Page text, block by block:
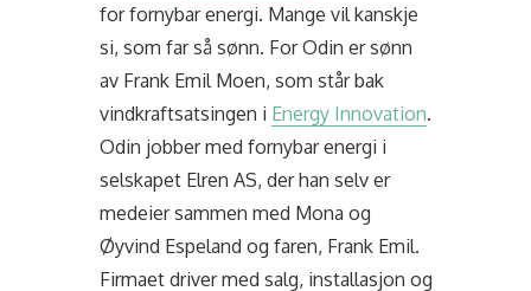
for fornybar energi. Mange vil kanskje
si, som far så sønn. For Odin er sønn
av Frank Emil Moen, som står bak
vindkraftsatsingen i Energy Innovation.
Odin jobber med fornybar energi i
selskapet Elren AS, der han selv er
medeier sammen med Mona og
Øyvind Espeland og faren, Frank Emil.
Firmaetdriver med salg, installasjon og